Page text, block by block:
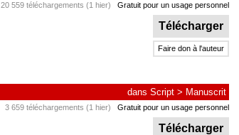
20 559 téléchargements (1 hier) Gratuit pour un usage personnel
Télécharger
Faire don à l'auteur
dans Script > Manuscrit
3 659 téléchargements (1 hier) Gratuit pour un usage personnel
Télécharger